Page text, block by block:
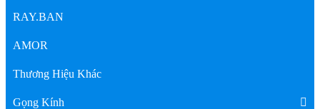
RAY.BAN
AMOR
Thương Hiệu Khác
Gọng Kính